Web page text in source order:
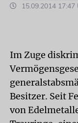
15.09.2014 17:47
Im Zuge
Besitzer. Seit
von